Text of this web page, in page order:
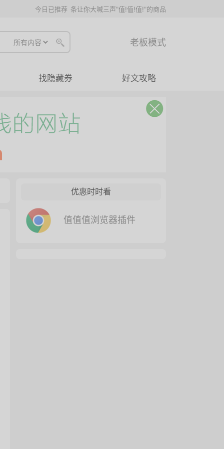
今日已推荐 条让你大喊三声"值!值!值!"的商品
老板模式
找隐藏券 好文攻略
优惠时时看
值值值浏览器插件